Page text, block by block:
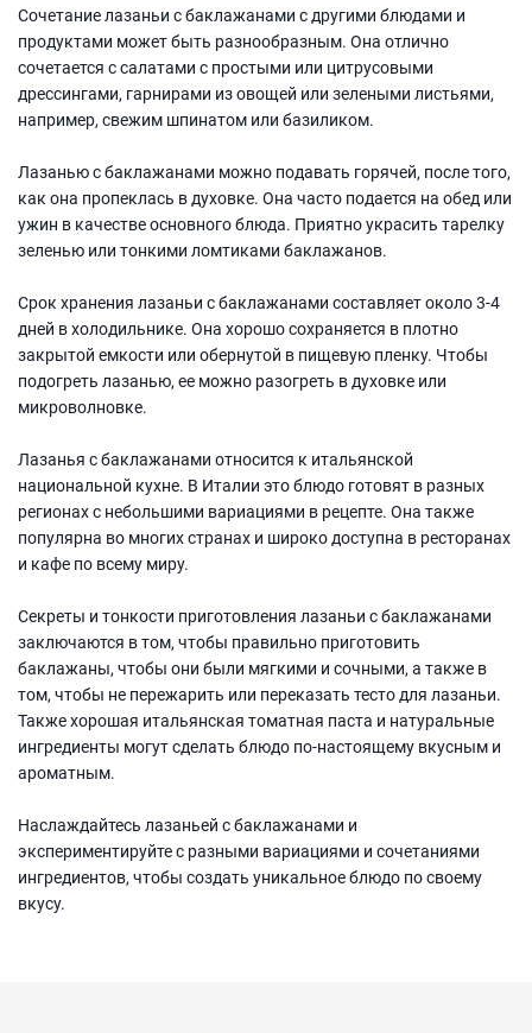
Сочетание лазаньи с баклажанами с другими блюдами и
продуктами может быть разнообразным. Она отлично
сочетается с салатами с простыми или цитрусовыми
дрессингами, гарнирами из овощей или зелеными листьями,
например, свежим шпинатом или базиликом.
Лазанью с баклажанами можно подавать горячей, после того,
как она пропеклась в духовке. Она часто подается на обед или
ужин в качестве основного блюда. Приятно украсить тарелку
зеленью или тонкими ломтиками баклажанов.
Срок хранения лазаньи с баклажанами составляет около 3-4
дней в холодильнике. Она хорошо сохраняется в плотно
закрытой емкости или обернутой в пищевую пленку. Чтобы
подогреть лазанью, ее можно разогреть в духовке или
микроволновке.
Лазанья с баклажанами относится к итальянской
национальной кухне. В Италии это блюдо готовят в разных
регионах с небольшими вариациями в рецепте. Она также
популярна во многих странах и широко доступна в ресторанах
и кафе по всему миру.
Секреты и тонкости приготовления лазаньи с баклажанами
заключаются в том, чтобы правильно приготовить
баклажаны, чтобы они были мягкими и сочными, а также в
том, чтобы не пережарить или переказать тесто для лазаньи.
Также хорошая итальянская томатная паста и натуральные
ингредиенты могут сделать блюдо по-настоящему вкусным и
ароматным.
Наслаждайтесь лазаньей с баклажанами и
экспериментируйте с разными вариациями и сочетаниями
ингредиентов, чтобы создать уникальное блюдо по своему
вкусу.